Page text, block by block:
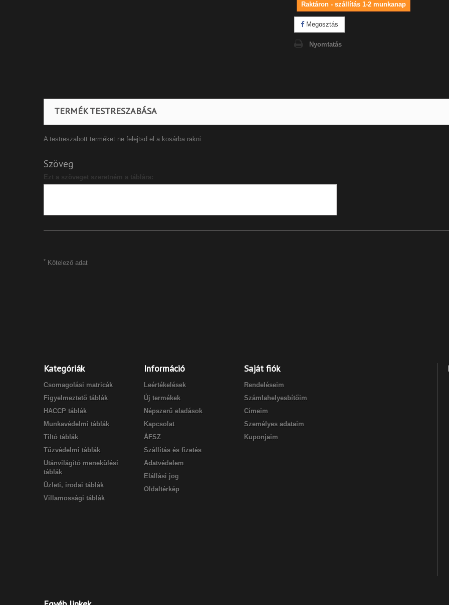
Raktáron - szállítás 1-2 munkanap
Megosztás
Nyomtatás
TERMÉK TESTRESZABÁSA
A testreszabott terméket ne felejtsd el a kosárba rakni.
Szöveg
Ezt a szöveget szeretném a táblára:
* Kötelező adat
Kategóriák
Csomagolási matricák
Figyelmeztető táblák
HACCP táblák
Munkavédelmi táblák
Tiltó táblák
Tűzvédelmi táblák
Utánvilágító menekülési
táblák
Üzleti, irodai táblák
Villamossági táblák
Információ
Leértékelések
Új termékek
Népszerű eladások
Kapcsolat
ÁFSZ
Szállítás és fizetés
Adatvédelem
Elállási jog
Oldaltérkép
Saját fiók
Rendeléseim
Számlahelyesbítőim
Címeim
Személyes adataim
Kuponjaim